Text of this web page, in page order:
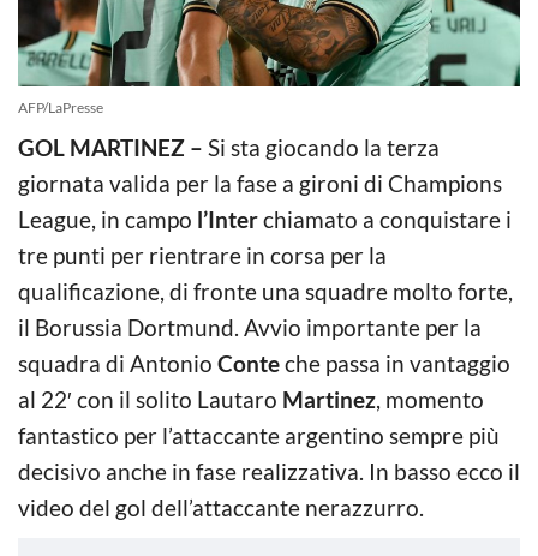
AFP/LaPresse
GOL MARTINEZ – Si sta giocando la terza
giornata valida per la fase a gironi di Champions
League, in campo l’Interchiamato a conquistare i
tre punti per rientrare in corsa per la
qualificazione, di fronte una squadre molto forte,
il Borussia Dortmund. Avvio importante per la
squadra di Antonio Conteche passa in vantaggio
al 22′ con il solito Lautaro Martinez, momento
fantastico per l’attaccante argentino sempre più
decisivo anche in fase realizzativa. In basso ecco il
video del gol dell’attaccante nerazzurro.